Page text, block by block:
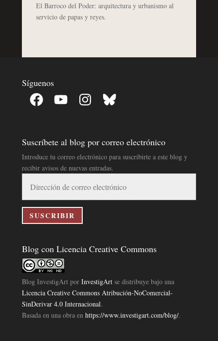
El Barroco del Poder: arquitectura y urbanismo al
servicio de papas y reyes.
Síguenos
Facebook YouTube InstagramBluesky
Suscríbete al blog por correo electrónico
Introduce tu correo electrónico para suscribirte a este blog y
recibir avisos de nuevas entradas.
correo
electrónico
SUSCRIBIR
Blog con Licencia Creative Commons
Blog InvestigArtpor InvestigArtse distribuye bajo una
Licencia Creative Commons Atribución-NoComercial-
SinDerivar 4.0 Internacional.
Basada en una obra en https://www.investigart.com/blog/.